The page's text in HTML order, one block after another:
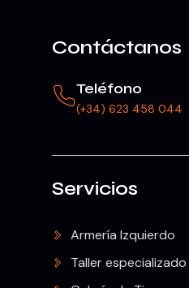
Contáctanos
Teléfono
(+34) 623 458 044
Servicios
Armería Izquierdo
Taller especializado